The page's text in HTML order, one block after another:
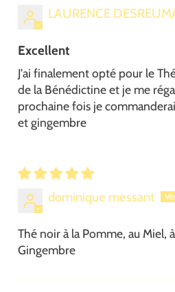
LAURENCE
Excellent
J'ai finalement opté pour le
de la Bénédictine et je me
prochaine fois je
et gingembre
dominique messant
Thé noir à la Pomme, au Miel,
Gingembre